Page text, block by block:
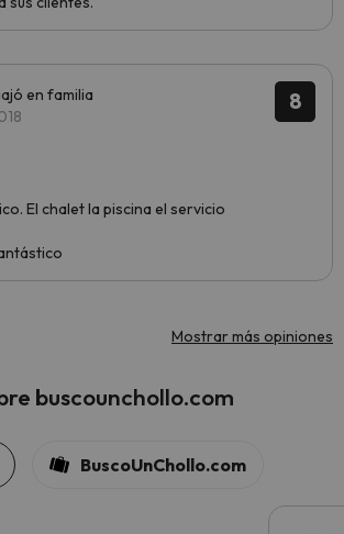
8
en familia
El chalet la piscina el servicio
Mostrar más opiniones
buscounchollo.com
BuscoUnChollo.com